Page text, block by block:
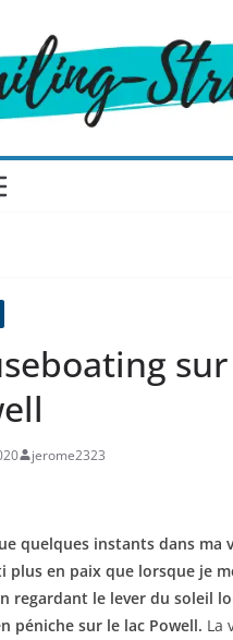
jerome2323
quelques instants dans ma
plus en paix que lorsque je
regardant le lever du soleil
péniche sur le lac Powell. La